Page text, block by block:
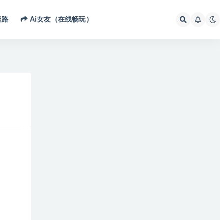
路 Ai女友（在线畅玩）